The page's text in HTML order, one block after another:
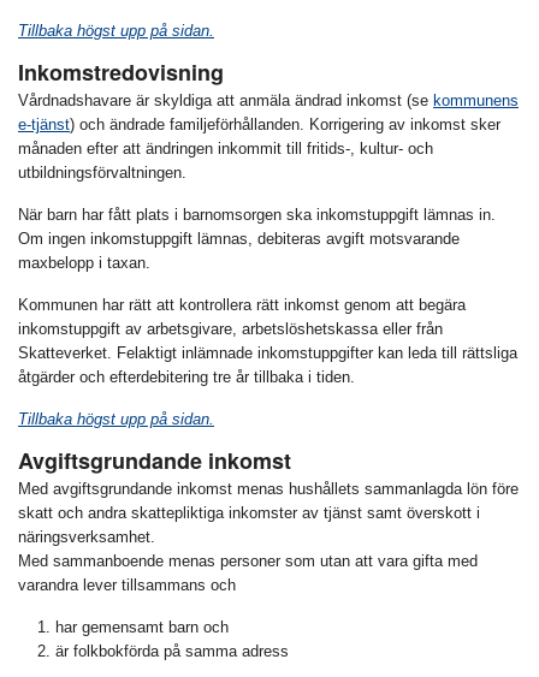
Tillbaka högst upp på sidan.
Inkomstredovisning
Vårdnadshavare är skyldiga att anmäla ändrad inkomst (se kommunens
e-tjänst) och ändrade familjeförhållanden. Korrigering av inkomst sker
månaden efter att ändringen inkommit till fritids-, kultur- och
utbildningsförvaltningen.
När barn har fått plats i barnomsorgen ska inkomstuppgift lämnas in.
Om ingen inkomstuppgift lämnas, debiteras avgift motsvarande
maxbelopp i taxan.
Kommunen har rätt att kontrollera rätt inkomst genom att begära
inkomstuppgift av arbetsgivare, arbetslöshetskassa eller från
Skatteverket. Felaktigt inlämnade inkomstuppgifter kan leda till rättsliga
åtgärder och efterdebitering tre år tillbaka i tiden.
Tillbaka högst upp på sidan.
Avgiftsgrundande inkomst
Med avgiftsgrundande inkomst menas hushållets sammanlagda lön före
skatt och andra skattepliktiga inkomster av tjänst samt överskott i
näringsverksamhet.
Med sammanboende menas personer som utan att vara gifta med
varandra lever tillsammans och
har gemensamt barn och
är folkbokförda på samma adress